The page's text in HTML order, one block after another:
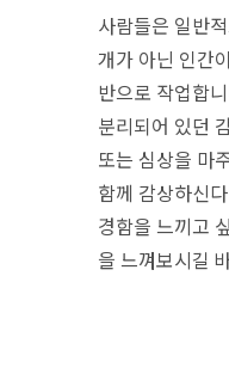
사람들은 일반
개가 아닌 인간
반으로 작업합
분리되어 있던
또는 심상을 마
함께 감상하신
경함을 느끼고
을 느껴보시길